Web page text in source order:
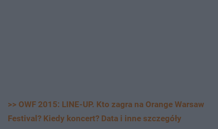
>> OWF 2015: LINE-UP. Kto zagra na Orange Warsaw
Festival? Kiedy koncert? Data i inne szczegóły